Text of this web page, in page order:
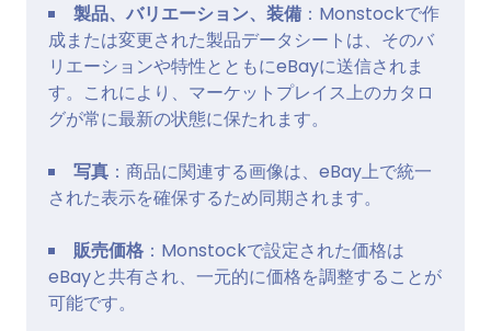
製品、バリエーション、装備 ：Monstockで作
成または変更された製品データシートは、そのバ
リエーションや特性とともにeBayに送信されま
す。これにより、マーケットプレイス上のカタロ
グが常に最新の状態に保たれます。
写真 ：商品に関連する画像は、eBay上で統一
された表示を確保するため同期されます。
販売価格 ：Monstockで設定された価格は
eBayと共有され、一元的に価格を調整することが
可能です。